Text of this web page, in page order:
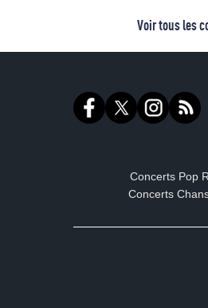
Voir tous les
Concerts Pop
Concerts